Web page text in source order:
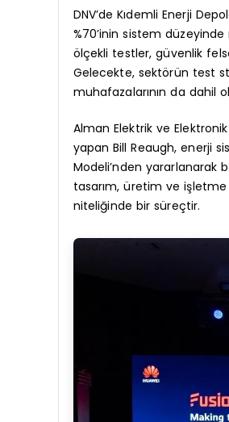
DNV’de Kıdemli Enerji
%70’inin sistem
ölçekli testler, güvenlik
Gelecekte, sektörün test
muhafazalarının da dahil
Alman Elektrik ve
yapan Bill Reaugh, enerji
Modeli’nden yararlanarak
tasarım, üretim ve
niteliğinde bir süreçtir.